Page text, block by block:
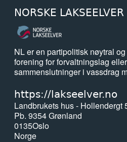
24. april 2026
hatt rett hele tiden!
15. april 2026
Her sluker gjedda
million laks i året
15. april 2026
Slik rammer
NORSKE LAKSEELVER
NL er en partipolitisk nøytral
forening for forvaltningslag
sammenslutninger i vassdrag
https://lakseelver.no
Landbrukets hus - Hollendergt
Pb. 9354 Grønland
0135Oslo
Norge